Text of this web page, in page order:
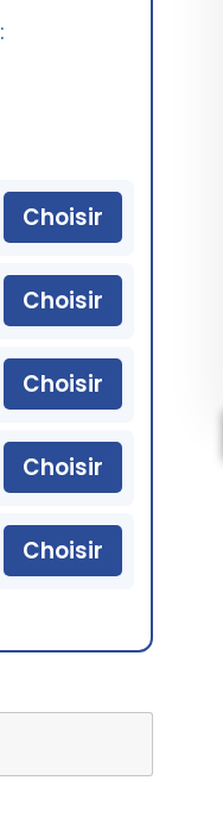
Choisir
Choisir
Choisir
Choisir
Choisir